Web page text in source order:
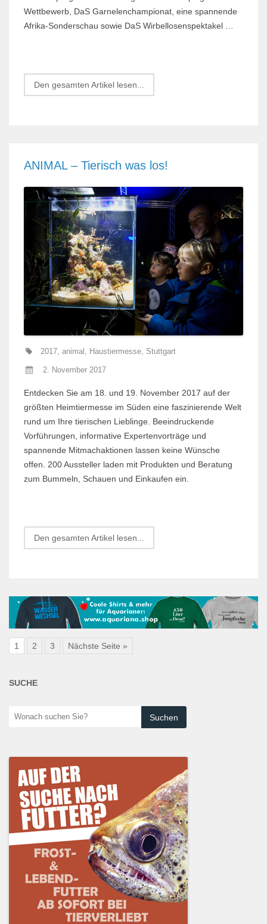
Wettbewerb, DaS Garnelenchampionat, eine spannende
Afrika-Sonderschau sowie DaS Wirbellosenspektakel …
Den gesamten Artikel lesen...
ANIMAL – Tierisch was los!
2017, animal , Haustiermesse, Stuttgart
2. November 2017
Entdecken Sie am 18. und 19. November 2017 auf der
größten Heimtiermesse im Süden eine faszinierende Welt
rund um Ihre tierischen Lieblinge. Beeindruckende
Vorführungen, informative Expertenvorträge und
spannende Mitmachaktionen lassen keine Wünsche
offen. 200 Aussteller laden mit Produkten und Beratung
zum Bummeln, Schauen und Einkaufen ein.
Den gesamten Artikel lesen...
1 2 3 Nächste Seite »
SUCHE
Wonach